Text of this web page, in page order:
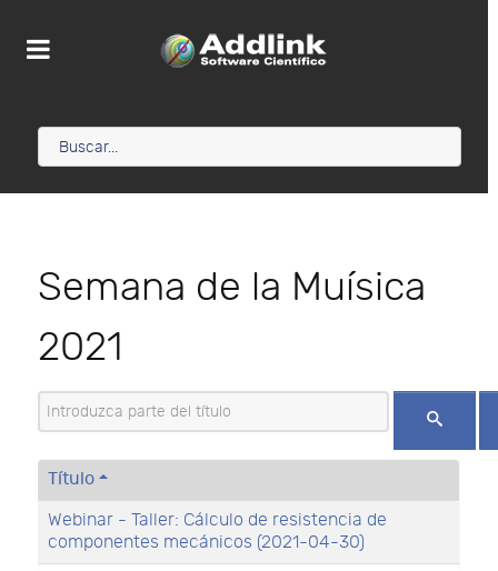
Semana de la Muísica
2021
Introduzca parte del título
Título
Webinar - Taller: Cálculo de resistencia de
componentes mecánicos (2021-04-30)